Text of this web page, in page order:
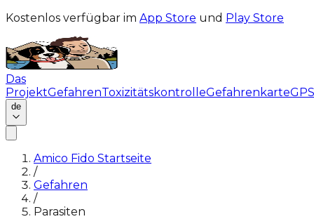
Kostenlos verfügbar im App Store und Play Store
Das
ProjektGefahrenToxizitätskontrolleGefahrenkarteGPS
de
Amico Fido Startseite
/
Gefahren
/
Parasiten